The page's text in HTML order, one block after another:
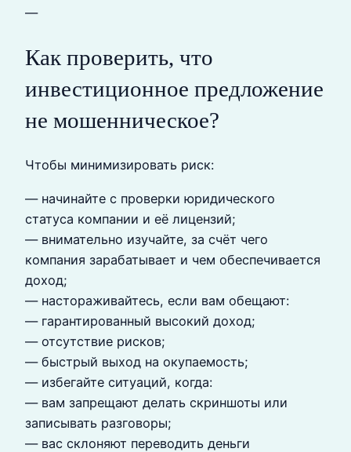
—
Как проверить, что
инвестиционное предложение
не мошенническое?
Чтобы минимизировать риск:
— начинайте с проверки юридического
статуса компании и её лицензий;
— внимательно изучайте, за счёт чего
компания зарабатывает и чем обеспечивается
доход;
— настораживайтесь, если вам обещают:
— гарантированный высокий доход;
— отсутствие рисков;
— быстрый выход на окупаемость;
— избегайте ситуаций, когда:
— вам запрещают делать скриншоты или
записывать разговоры;
— вас склоняют переводить деньги